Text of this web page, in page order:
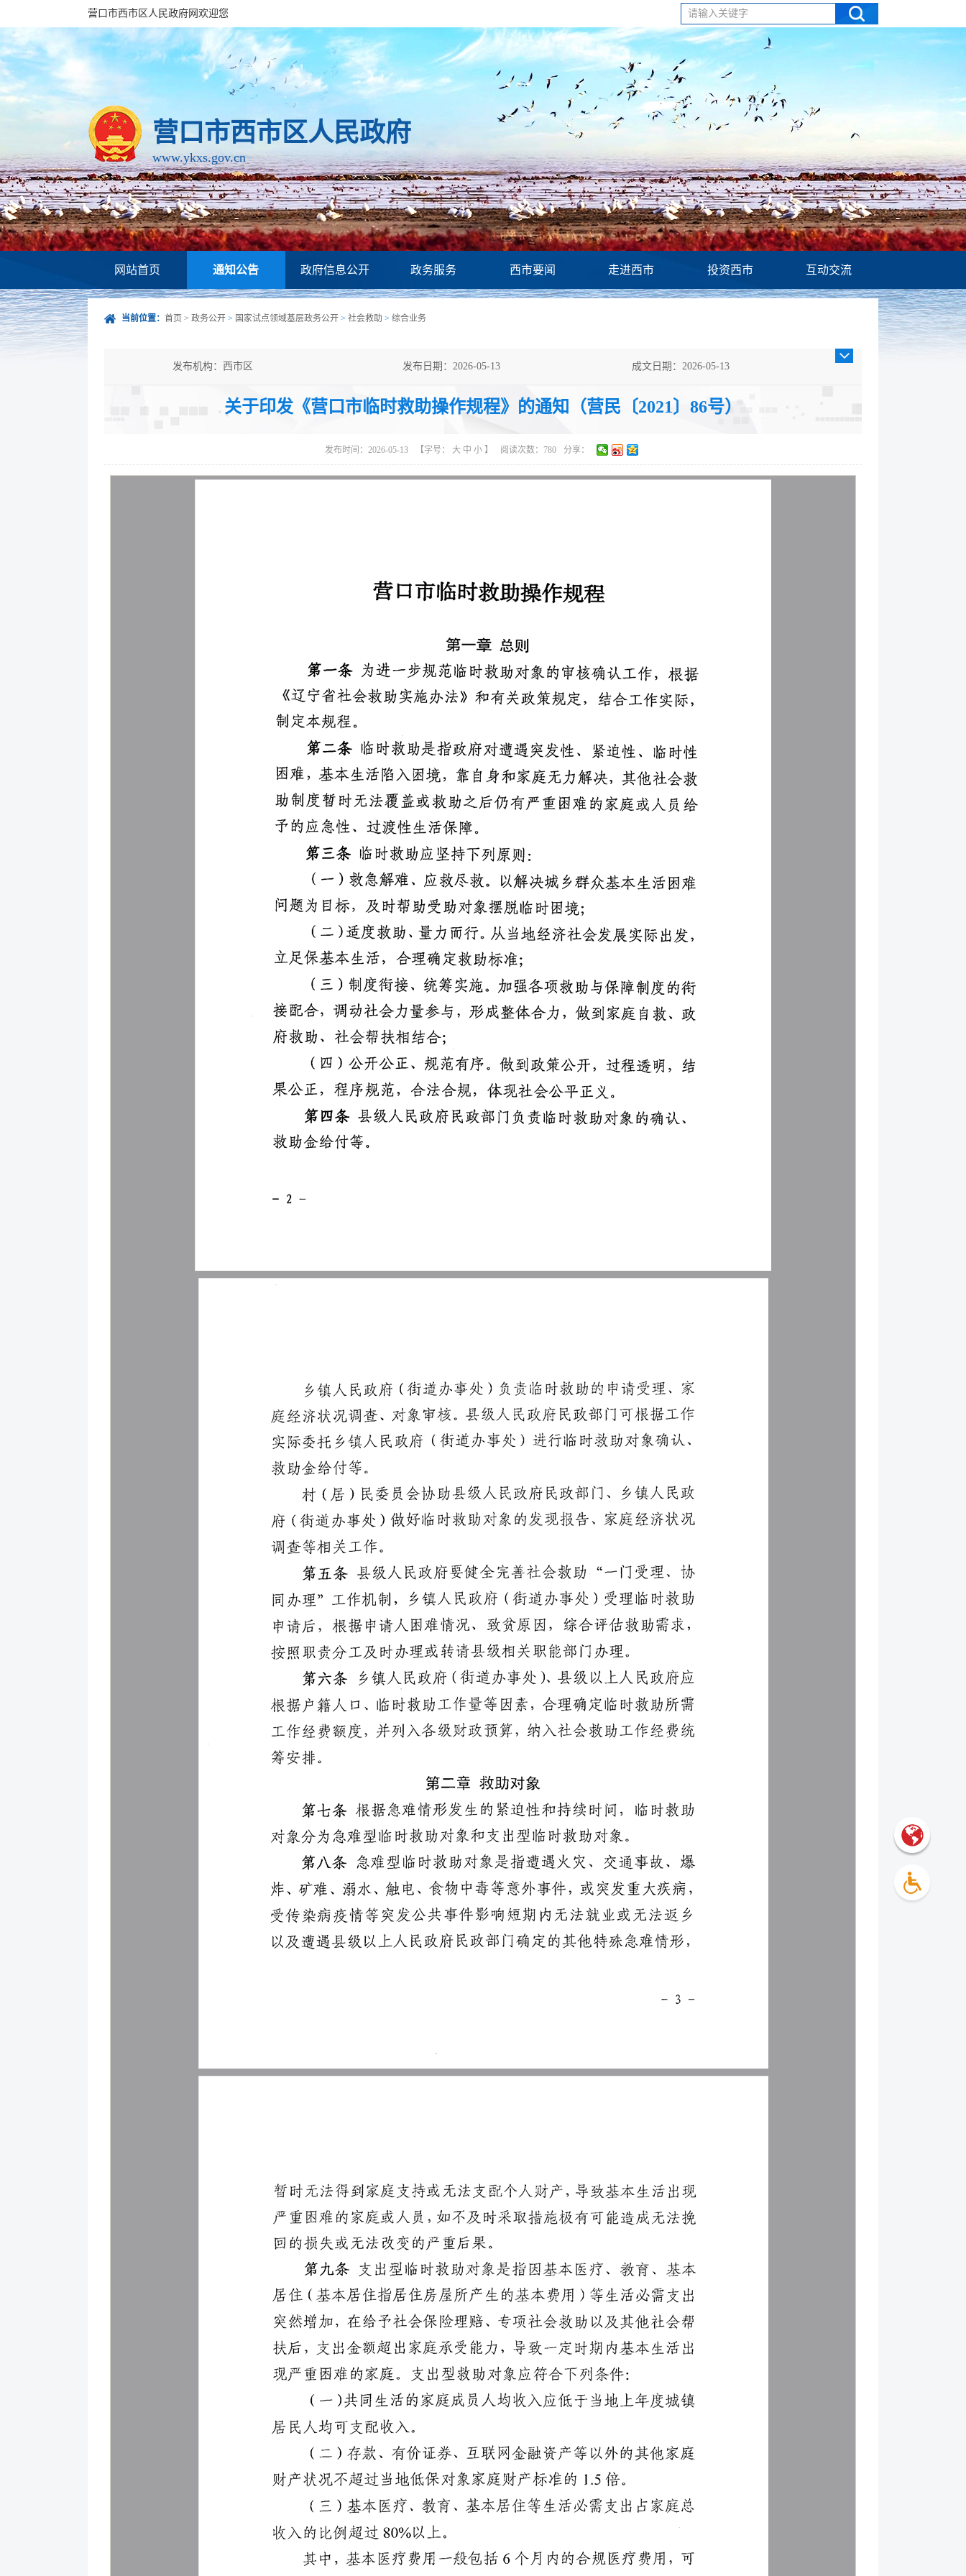
营口市西市区人民政府网欢迎您 请输入关键字
营口市西市区人民政府
www.ykxs.gov.cn
网站首页 通知公告 政府信息公开 政务服务 西市要闻 走进西市 投资西市 互动交流
当前位置： 首页 > 政务公开 > 国家试点领域基层政务公开 > 社会救助 > 综合业务
发布机构：西市区 发布日期：2026-05-13
成文日期：2026-05-13
公开类型：主动公开关于印发《营口市临时救助操作规程》的通知（营民〔2021〕86号）
发布时间：2026-05-13 【字号： 大 中 小】 阅读次数： 780 分享：